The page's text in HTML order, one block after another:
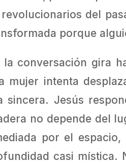
del
porque
la conversación gira
mujer intenta
sincera. Jesús
no depende del
por el
casi